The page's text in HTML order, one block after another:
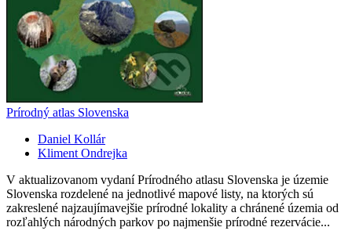
Prírodný atlas Slovenska
Daniel Kollár
Kliment Ondrejka
V aktualizovanom vydaní Prírodného atlasu Slovenska je územie
Slovenska rozdelené na jednotlivé mapové listy, na ktorých sú
zakreslené najzaujímavejšie prírodné lokality a chránené územia od
rozľahlých národných parkov po najmenšie prírodné rezervácie...